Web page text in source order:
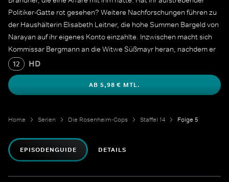
Politiker-Gatte rot gesehen? Weitere Nachforschungen führen zu
der Haushälterin Elisabeth Leitner, die hohe Summen Bargeld von
Narayan auf ihr eigenes Konto einzahlte. Inzwischen macht sich
Kommissar Bergmann an die Witwe Süßmayr heran, nachdem er
bei Marie nicht landen konnte.
12 HD
AB 5,98 € MTL.
Home Serien Die Rosenheim-Cops Staffel 14 Folge 5
EPISODENGUIDE DETAILS